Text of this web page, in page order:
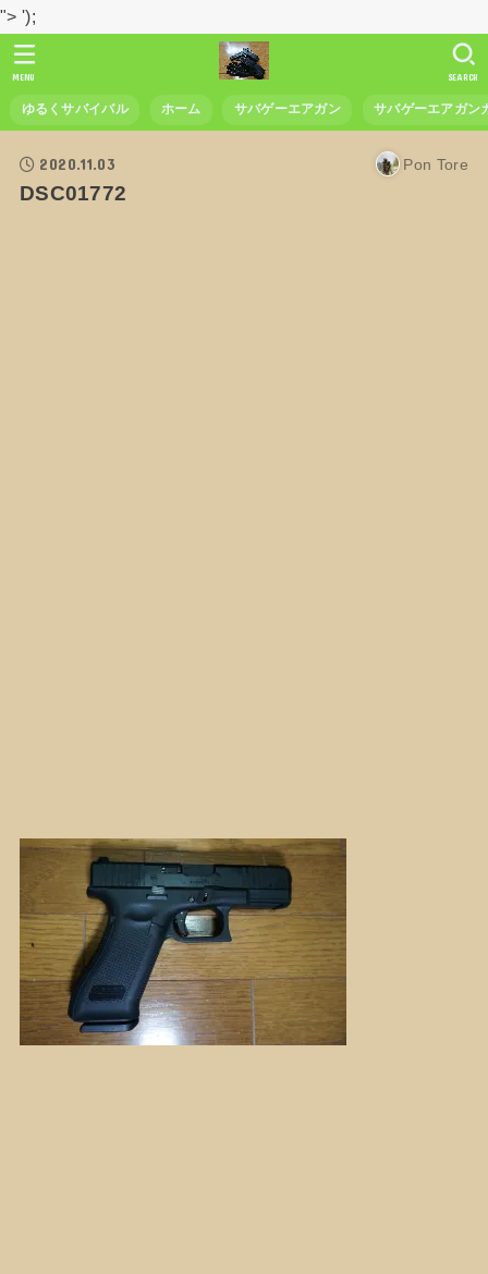
"> ');
ゆるくサバイバル ホーム サバゲーエアガン サバゲーエアガン
SEARCH
MENU
2020.11.03 Pon Tore
DSC01772